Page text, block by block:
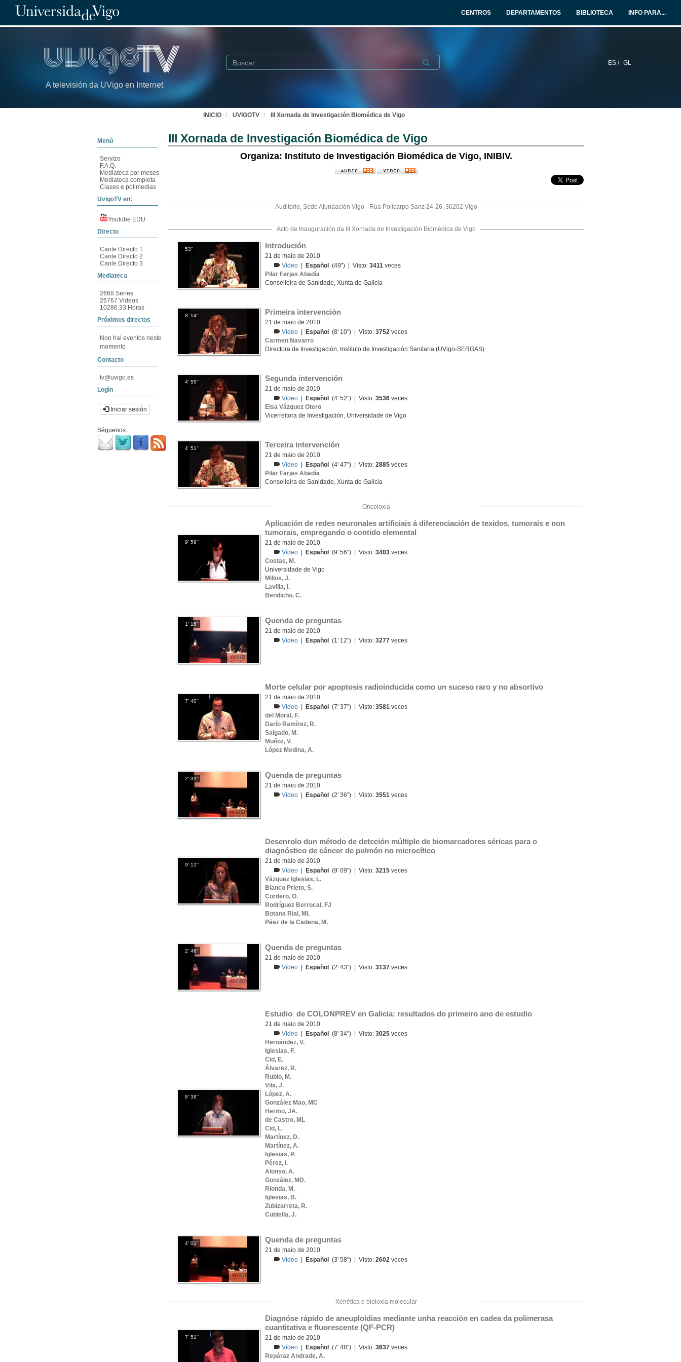
CENTROS DEPARTAMENTOS BIBLIOTECA INFO PARA...
A televisión da UVigo en Internet
ES / GL
Buscar Submit
INICIO UVIGOTV III Xornada de Investigación Biomédica de Vigo
Menú
Servizo
F.A.Q.
Mediateca por meses
Mediateca completa
Clases e polimedias
UvigoTV en:
Youtube EDU
Directo
Canle Directo 1
Canle Directo 2
Canle Directo 3
Mediateca
2668 Series
26767 Videos
10286.33 Horas
Próximos directos
Non hai eventos neste
momento
Contacto
tv@uvigo.es
Login
Iniciar sesión
Séguenos:
III Xornada de Investigación Biomédica de Vigo
Organiza: Instituto de Investigación Biomédica de Vigo, INIBIV.
Auditorio, Sede Afundación Vigo - Rúa Policarpo Sanz 24-26, 36202 Vigo
Acto de Inauguración da III Xornada de Investigación Biomédica de Vigo
53'' Introdución
21 de maio de 2010
Vídeo
Español (49'') | Visto:3411 veces
Pilar Farjas Abadía
Conselleira de Sanidade, Xunta de Galicia
8' 14'' Primeira intervención
21 de maio de 2010
Vídeo
Español (8' 10'') | Visto:3752 veces
Carmen Navarro
Directora de Investigación, Instituto de Investigación Sanitaria (UVigo-SERGAS)
4' 55'' Segunda intervención
21 de maio de 2010
Vídeo
Español (4' 52'') | Visto:3536 veces
Elsa Vázquez Otero
Vicerreitora de Investigación, Universidade de Vigo
4' 51'' Terceira intervención
21 de maio de 2010
Vídeo
Español (4' 47'') | Visto:2885 veces
Pilar Farjas Abadía
Conselleira de Sanidade, Xunta de Galicia
Oncoloxía
9' 59''
Aplicación de redes neuronales artificiais á diferenciación de texidos, tumorais e non
tumorais, empregando o contido elemental
21 de maio de 2010
Vídeo
Español (9' 56'') | Visto:3403 veces
Costas, M.
Universidade de Vigo
Millos, J.
Lavilla, I.
Bendicho, C.
1' 16'' Quenda de preguntas
21 de maio de 2010
Vídeo
Español (1' 12'') | Visto:3277 veces
7' 40''
Morte celular por apoptosis radioinducida como un suceso raro y no absortivo
21 de maio de 2010
Vídeo
Español (7' 37'') | Visto:3581 veces
del Moral, F.
Darío Ramírez, R.
Salgado, M.
Muñoz, V.
López Medina, A.
2' 39'' Quenda de preguntas
21 de maio de 2010
Vídeo
Español (2' 36'') | Visto:3551 veces
9' 12''
Desenrolo dun método de detcción múltiple de biomarcadores séricas para o
diagnóstico de cáncer de pulmón no microcítico
21 de maio de 2010
Vídeo
Español (9' 09'') | Visto:3215 veces
Vázquez Iglesias, L.
Blanco Prieto, S.
Cordero, O.
Rodríguez Berrocal, FJ
Botana Rial, MI.
Páez de la Cadena, M.
2' 46'' Quenda de preguntas
21 de maio de 2010
Vídeo
Español (2' 43'') | Visto:3137 veces
8' 38''
Estudio  de COLONPREV en Galicia: resultados do primeiro ano de estudio
21 de maio de 2010
Vídeo
Español (8' 34'') | Visto:3025 veces
Hernández, V.
Iglesias, F.
Cid, E.
Álvarez, R.
Rubio, M.
Vila, J.
López, A.
González Mao, MC
Hermo, JA.
de Castro, ML
Cid, L.
Martínez, D.
Martínez, A.
Iglesias, P.
Pérez, I.
Alonso, A.
González, MD.
Rionda, M.
Iglesias, B.
Zubizarreta, R.
Cubiella, J.
4' 01'' Quenda de preguntas
21 de maio de 2010
Vídeo
Español (3' 58'') | Visto:2602 veces
Xenética e bioloxía molecular
7' 51''
Diagnóse rápido de aneuploidias mediante unha reacción en cadea da polimerasa
cuantitativa e fluorescente (QF-PCR)
21 de maio de 2010
Vídeo
Español (7' 48'') | Visto:3637 veces
Repáraz Andrade, A.